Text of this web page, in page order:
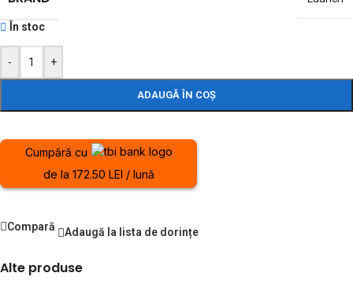
În stoc
- +
ADAUGĂ ÎN COȘ
Cumpără cu
de la 172.50 LEI / lună
Compară Adaugă la lista de dorințe
Alte produse